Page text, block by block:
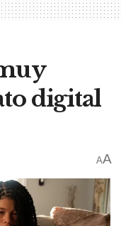
digital
AA